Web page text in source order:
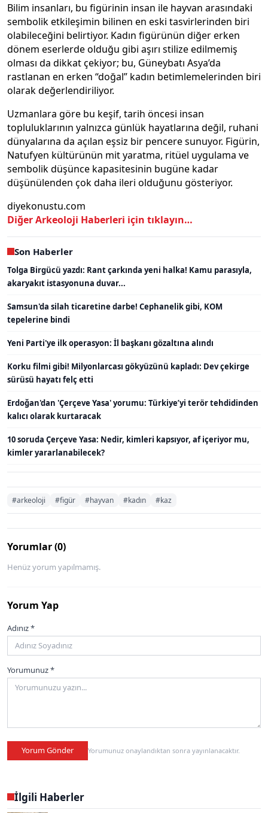
Bilim insanları, bu figürinin insan ile hayvan arasındaki
sembolik etkileşimin bilinen en eski tasvirlerinden biri
olabileceğini belirtiyor. Kadın figürünün diğer erken
dönem eserlerde olduğu gibi aşırı stilize edilmemiş
olması da dikkat çekiyor; bu, Güneybatı Asya’da
rastlanan en erken “doğal” kadın betimlemelerinden biri
olarak değerlendiriliyor.
Uzmanlara göre bu keşif, tarih öncesi insan
topluluklarının yalnızca günlük hayatlarına değil, ruhani
dünyalarına da açılan eşsiz bir pencere sunuyor. Figürin,
Natufyen kültürünün mit yaratma, ritüel uygulama ve
sembolik düşünce kapasitesinin bugüne kadar
düşünülenden çok daha ileri olduğunu gösteriyor.
diyekonustu.com
Diğer Arkeoloji Haberleri için tıklayın…
Son Haberler
Tolga Birgücü yazdı: Rant çarkında yeni halka! Kamu parasıyla,
akaryakıt istasyonuna duvar...
Samsun'da silah ticaretine darbe! Cephanelik gibi, KOM
tepelerine bindi
Yeni Parti'ye ilk operasyon: İl başkanı gözaltına alındı
Korku filmi gibi! Milyonlarcası gökyüzünü kapladı: Dev çekirge
sürüsü hayatı felç etti
Erdoğan'dan 'Çerçeve Yasa' yorumu: Türkiye’yi terör tehdidinden
kalıcı olarak kurtaracak
10 soruda Çerçeve Yasa: Nedir, kimleri kapsıyor, af içeriyor mu,
kimler yararlanabilecek?
#arkeoloji #figür #hayvan #kadın #kaz
Yorumlar (0)
Henüz yorum yapılmamış.
Yorum Yap
Adınız *
Yorumunuz *
Yorum Gönder Yorumunuz onaylandıktan sonra yayınlanacaktır.
İlgili Haberler